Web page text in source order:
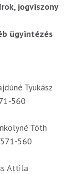
jogviszony
ügyintézés
Tyukász
Tóth
Kiss Attila